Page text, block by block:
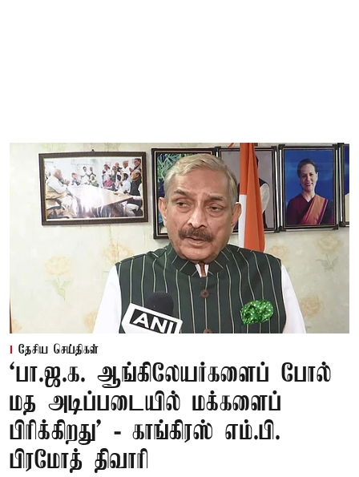
தேசிய செய்திகள்
‘பா.ஜ.க. ஆங்கிலேயர்களைப் போல்
மத அடிப்படையில் மக்களைப்
பிரிக்கிறது’ - காங்கிரஸ் எம்.பி.
பிரமோத் திவாரி